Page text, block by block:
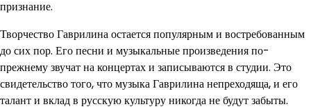
признание.
Творчество Гаврилина остается популярным и востребованным
до сих пор. Его песни и музыкальные произведения по-
прежнему звучат на концертах и записываются в студии. Это
свидетельство того, что музыка Гаврилина непреходяща, и его
талант и вклад в русскую культуру никогда не будут забыты.